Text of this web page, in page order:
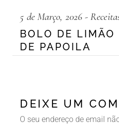
5 de Março, 2026
BOLO DE LIMÃO
DE PAPOILA
DEIXE UM
O seu endereço de email